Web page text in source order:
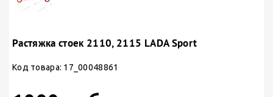
Растяжка стоек 2110, 2115 LADA Sport
Код товара: 17_00048861